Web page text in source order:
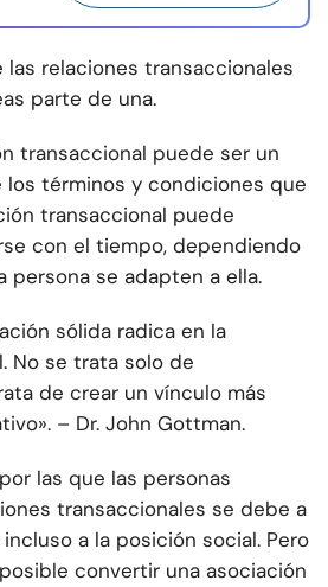
las relaciones transaccionales
parte de una.
transaccional puede ser un
los términos y condiciones que
transaccional puede
con el tiempo, dependiendo
persona se adapten a ella.
sólida radica en la
No se trata solo de
de crear un vínculo más
– Dr. John Gottman.
las que las personas
transaccionales se debe a
a la posición social. Pero
convertir una asociación